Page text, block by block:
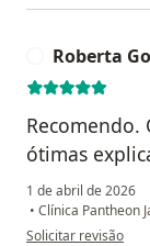
Roberta
Recomendo.
ótimas
1 de abril de 2026
• Clínica Pantheon
na opinião do
Solicitar revisão